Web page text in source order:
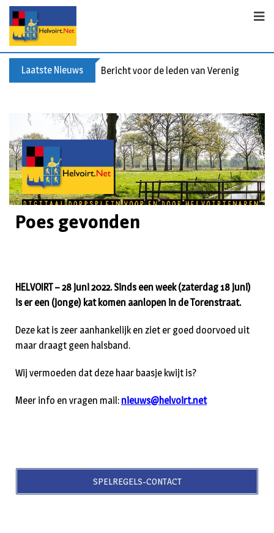
Laatste Nieuws Bericht voor de leden van Vereniging 55+
Poes gevonden
HELVOIRT – 28 juni 2022. Sinds een week (zaterdag 18 juni)
is er een (jonge) kat komen aanlopen in de Torenstraat.
Deze kat is zeer aanhankelijk en ziet er goed doorvoed uit
maar draagt geen halsband.
Wij vermoeden dat deze haar baasje kwijt is?
Meer info en vragen mail: nieuws@helvoirt.net
SPELREGELS-CONTACT